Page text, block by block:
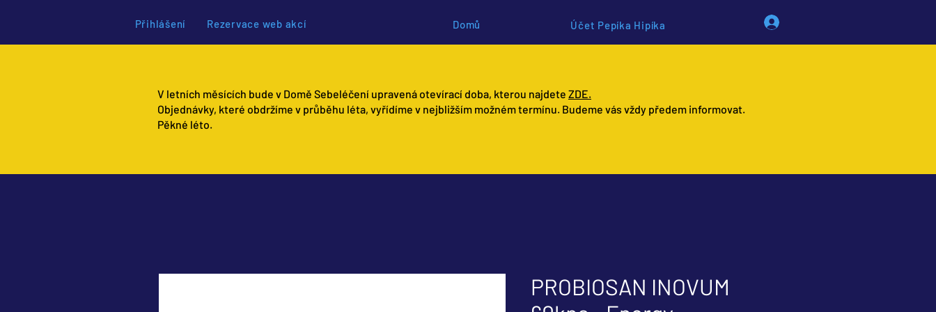
Přihlášení Rezervace web akcí Domů Účet Pepíka Hipíka
V letních měsících bude v Domě Sebeléčení upravená otevírací doba, kterou najdete ZDE.
Objednávky, které obdržíme v průběhu léta, vyřídíme v nejbližším možném termínu. Budeme vás vždy předem informovat.
Pěkné léto.
PROBIOSAN INOVUM